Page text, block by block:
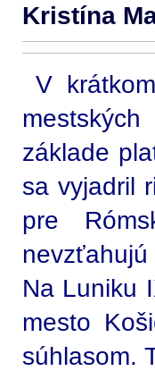
Kristína
V
základe
sa vyjadril
pre
Na Luniku
mesto
súhlasom.